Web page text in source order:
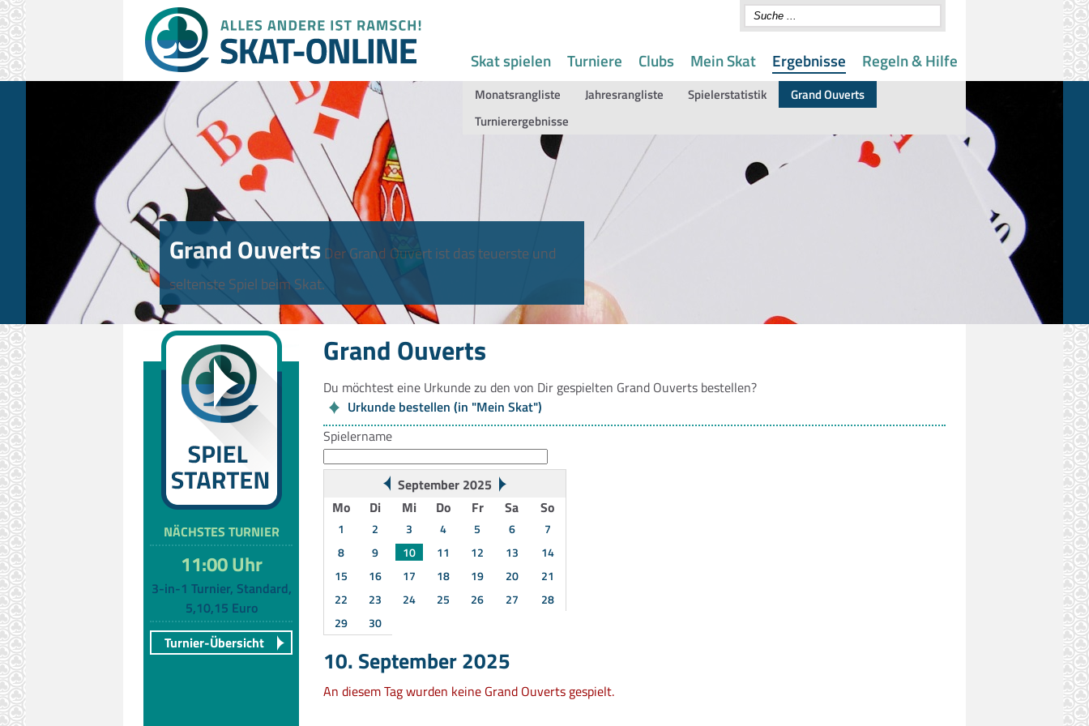
Skat spielen Turniere Clubs Mein Skat Ergebnisse
Monatsrangliste Jahresrangliste Spielerstatistik
Grand Ouverts
Turnierergebnisse
Regeln & Hilfe
Grand Ouverts Der Grand Ouvert ist das teuerste und
seltenste Spiel beim Skat.
NÄCHSTES TURNIER
11:00 Uhr
3-in-1 Turnier, Standard,
5,10,15 Euro
Turnier-Übersicht
Grand Ouverts
Du möchtest eine Urkunde zu den von Dir gespielten Grand Ouverts bestellen?
Urkunde bestellen (in "Mein Skat")
Spielername
September 2025
Mo
Di Mi Do Fr Sa So
1 2 3 4 5 6
7
8
9 10 11 12 13
14
15
16 17 18 19 20
21
22
23 24 25 26 27
28
29
30
10. September 2025
An diesem Tag wurden keine Grand Ouverts gespielt.